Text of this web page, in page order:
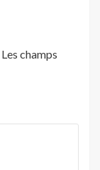
Les champs